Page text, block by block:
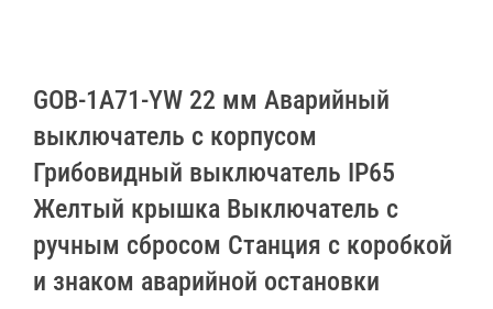
GOB-1A71-YW 22 мм Аварийный
выключатель с корпусом
Грибовидный выключатель IP65
Желтый крышка Выключатель с
ручным сбросом Станция с коробкой
и знаком аварийной остановки